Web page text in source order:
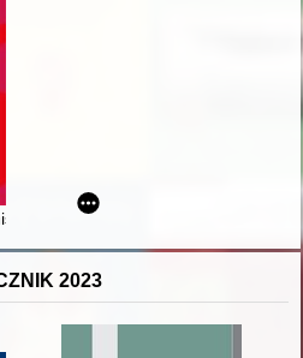
: miecz z pogranicza
2023